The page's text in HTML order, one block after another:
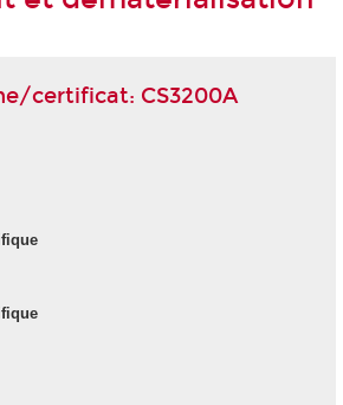
certificat: CS3200A